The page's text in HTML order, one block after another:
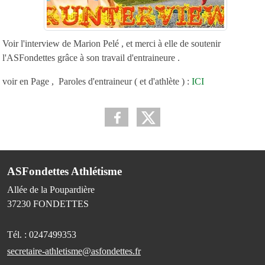
Voir l'interview de Marion Pelé , et merci à elle de soutenir
l'ASFondettes grâce à son travail d'entraineure .
voir en Page , Paroles d'entraineur ( et d'athlète ) : ICI
ASFondettes Athlétisme
Allée de la Poupardière
37230 FONDETTES
Tél. : 0247499353
secretaire-athletisme@asfondettes.fr